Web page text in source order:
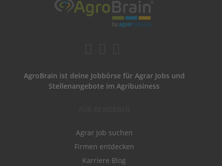
AgroBrain ist deine Jobbörse für Agrar Jobs und
Stellenangebote im Agribusiness
Agrar Job suchen
Firmen entdecken
Karriere Blog